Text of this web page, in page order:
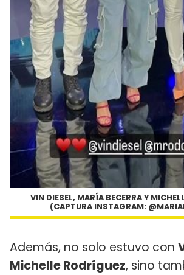
VIN DIESEL, MARÍA BECERRA Y
(CAPTURA INSTAGRAM:
Además, no solo estuvo con
Michelle Rodríguez, sino